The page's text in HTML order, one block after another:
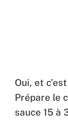
Oui, et
Prépare le
sauce 15 à